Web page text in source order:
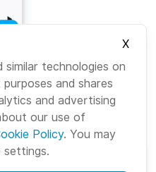
X
similar technologies on
and shares
and advertising
our use of
Policy. You may
settings.